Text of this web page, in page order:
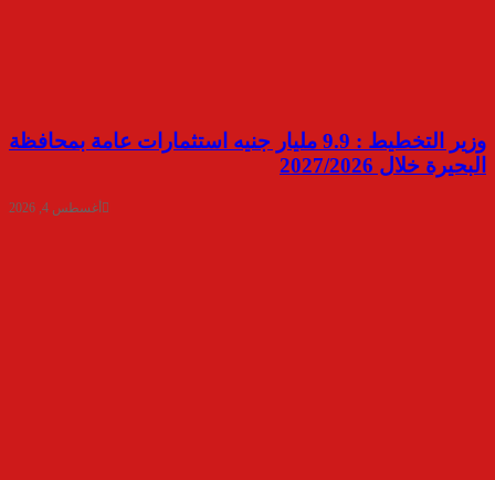
وزير التخطيط : 9.9 مليار جنيه استثمارات عامة بمحافظة
البحيرة خلال 2027/2026
أغسطس 4, 2026